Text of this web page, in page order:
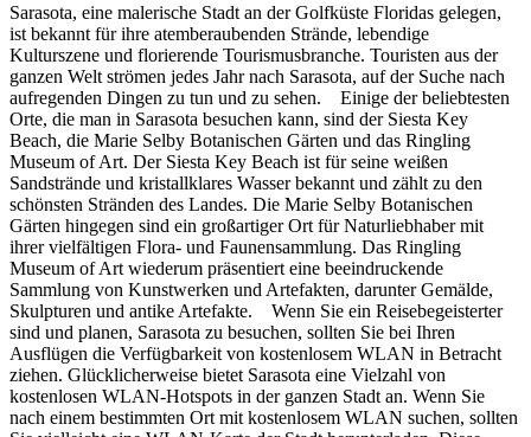
Sarasota, eine malerische Stadt an der Golfküste Floridas gelegen,
ist bekannt für ihre atemberaubenden Strände, lebendige
Kulturszene und florierende Tourismusbranche. Touristen aus der
ganzen Welt strömen jedes Jahr nach Sarasota, auf der Suche nach
aufregenden Dingen zu tun und zu sehen. Einige der beliebtesten
Orte, die man in Sarasota besuchen kann, sind der Siesta Key
Beach, die Marie Selby Botanischen Gärten und das Ringling
Museum of Art. Der Siesta Key Beach ist für seine weißen
Sandstrände und kristallklares Wasser bekannt und zählt zu den
schönsten Stränden des Landes. Die Marie Selby Botanischen
Gärten hingegen sind ein großartiger Ort für Naturliebhaber mit
ihrer vielfältigen Flora- und Faunensammlung. Das Ringling
Museum of Art wiederum präsentiert eine beeindruckende
Sammlung von Kunstwerken und Artefakten, darunter Gemälde,
Skulpturen und antike Artefakte. Wenn Sie ein Reisebegeisterter
sind und planen, Sarasota zu besuchen, sollten Sie bei Ihren
Ausflügen die Verfügbarkeit von kostenlosem WLAN in Betracht
ziehen. Glücklicherweise bietet Sarasota eine Vielzahl von
kostenlosen WLAN-Hotspots in der ganzen Stadt an. Wenn Sie
nach einem bestimmten Ort mit kostenlosem WLAN suchen, sollten